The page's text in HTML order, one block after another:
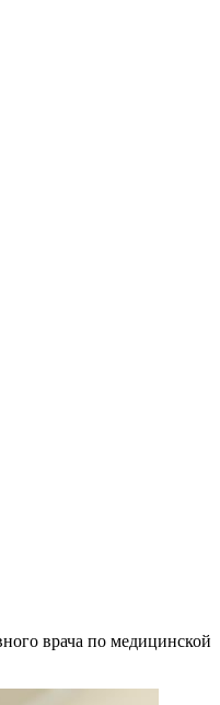
врача по медицинской